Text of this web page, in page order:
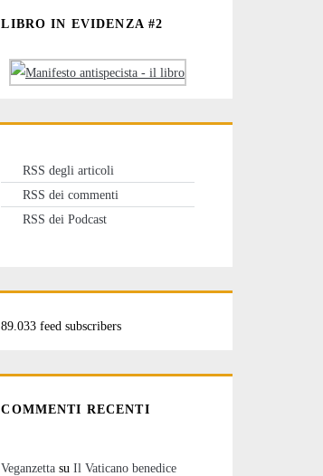
LIBRO IN EVIDENZA #2
RSS degli articoli
RSS dei commenti
RSS dei Podcast
89.033 feed subscribers
COMMENTI RECENTI
Veganzetta suIl Vaticano benedice